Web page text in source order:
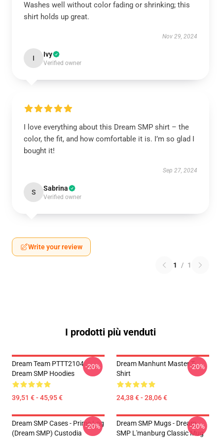
Washes well without color fading or shrinking; this
shirt holds up great.
Nov 29, 2024
I Ivy
Verified owner
I love everything about this Dream SMP shirt – the
color, the fit, and how comfortable it is. I’m so glad I
bought it!
Sep 27, 2024
S Sabrina
Verified owner
Write your review
1 / 1
I prodotti più venduti
Dream Team PTTT2104
Dream SMP Hoodies
39,51 € - 45,95 €
-20%
Dream Manhunt Master T-
Shirt
24,38 € - 28,06 €
-20%
Dream SMP Cases - Prime Log
(Dream SMP) Custodia
-20%
Dream SMP Mugs - Dream
SMP L'manburg Classic Mug
-20%